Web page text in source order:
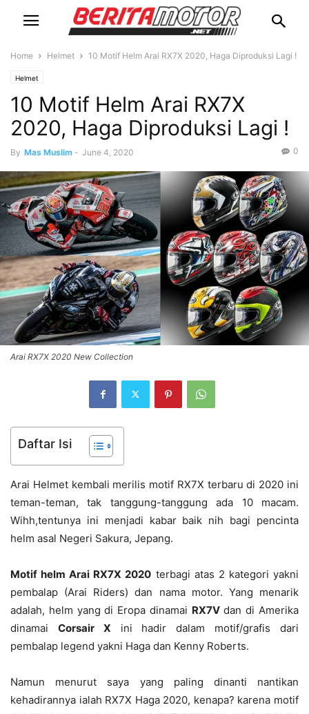
Home Helmet 10 Motif Helm Arai RX7X 2020, Haga Diproduksi Lagi !
Helmet
10 Motif Helm Arai RX7X
2020, Haga Diproduksi Lagi !
By Mas Muslim - June 4, 2020 0
Arai RX7X 2020 New Collection
Daftar Isi
Arai Helmet kembali merilis motif RX7X terbaru di 2020 ini
teman-teman, tak tanggung-tanggung ada 10 macam.
Wihh,tentunya ini menjadi kabar baik nih bagi pencinta
helm asal Negeri Sakura, Jepang.
Motif helm Arai RX7X 2020 terbagi atas 2 kategori yakni
pembalap (Arai Riders) dan nama motor. Yang menarik
adalah, helm yang di Eropa dinamai RX7Vdan di Amerika
dinamai Corsair X ini hadir dalam motif/grafis dari
pembalap legend yakni Haga dan Kenny Roberts.
Namun menurut saya yang paling dinanti nantikan
kehadirannya ialah RX7X Haga 2020, kenapa? karena motif